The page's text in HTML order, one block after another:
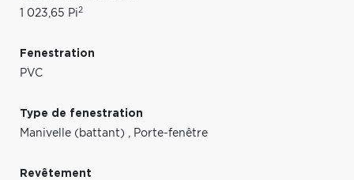
1 023,65 Pi2
Fenestration
PVC
Type de fenestration
Manivelle (battant) , Porte-fenêtre
Revêtement